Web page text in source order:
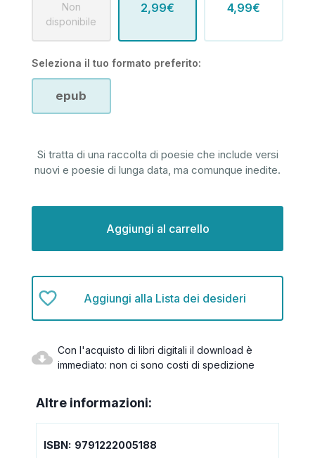
Non
disponibile
2,99€ 4,99€
Seleziona il tuo formato preferito:
epub
Si tratta di una raccolta di poesie che include versi
nuovi e poesie di lunga data, ma comunque inedite.
Aggiungi alla Lista dei desideri
Con l'acquisto di libri digitali il download è
immediato: non ci sono costi di spedizione
Altre informazioni:
ISBN: 9791222005188